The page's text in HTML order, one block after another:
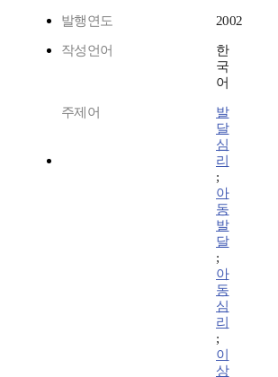
발행연도 2002
작성언어
한
국
어
주제어
발
달
심
리
;
아
동
발
달
;
아
동
심
리
;
이
상